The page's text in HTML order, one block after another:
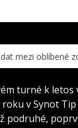
mezi oblíbené
turné k letos
v Synot
podruhé,